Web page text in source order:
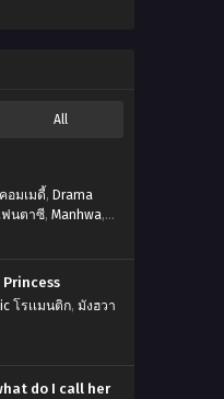
All
อมเมดี้, Drama
ฟนตาซี, Manhwa,
ก
Princess
โรเเมนติก, มังฮวา
do I call her